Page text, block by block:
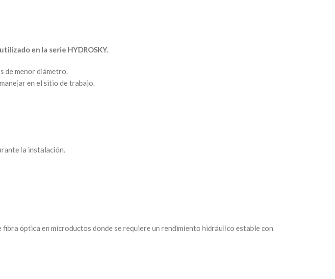
en la serie HYDROSKY.
de menor diámetro.
en el sitio de trabajo.
la instalación.
óptica en microductos donde se requiere un rendimiento hidráulico estable con